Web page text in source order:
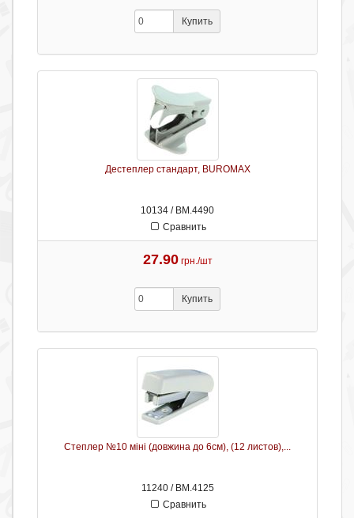
Купить
Дестеплер стандарт, BUROMAX
10134 / ВМ.4490
Сравнить
27.90 грн./шт
Купить
Степлер №10 міні (довжина до 6см), (12 листов),...
11240 / ВМ.4125
Сравнить